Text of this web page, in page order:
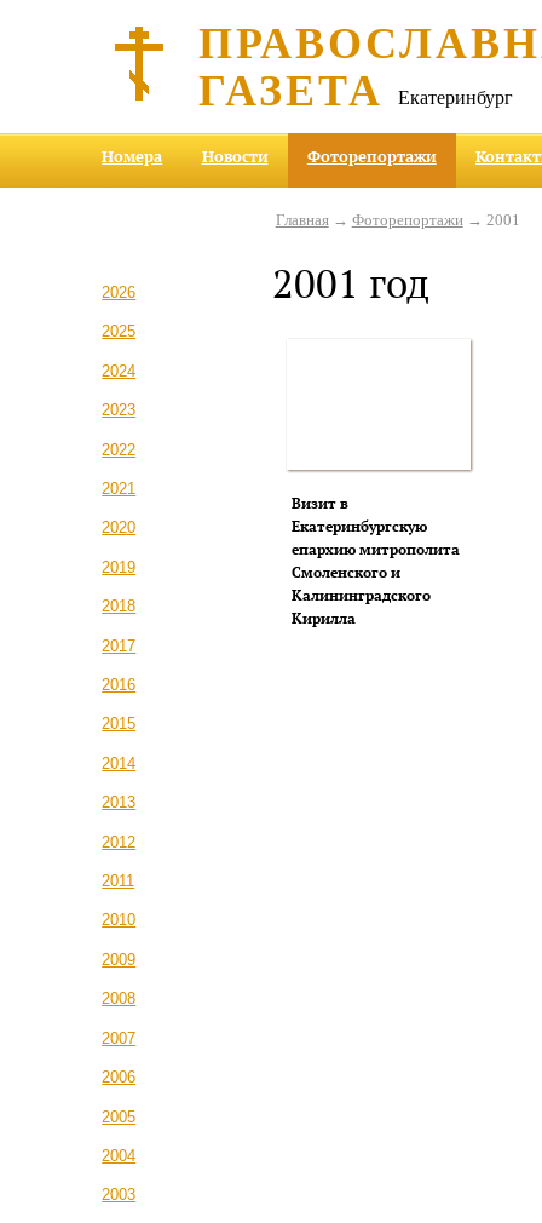
ГАЗЕТА Екатеринбург
Номера Новости Фоторепортажи
2026
2025
2024
2023
2022
2021
2020
2019
2018
2017
2016
2015
2014
2013
2012
2011
2010
2009
2008
2007
2006
2005
2004
2003
Главная→ Фоторепортажи→ 2001
2001 год
Визит в
Екатеринбургскую
епархию митрополита
Смоленского и
Калининградского
Кирилла